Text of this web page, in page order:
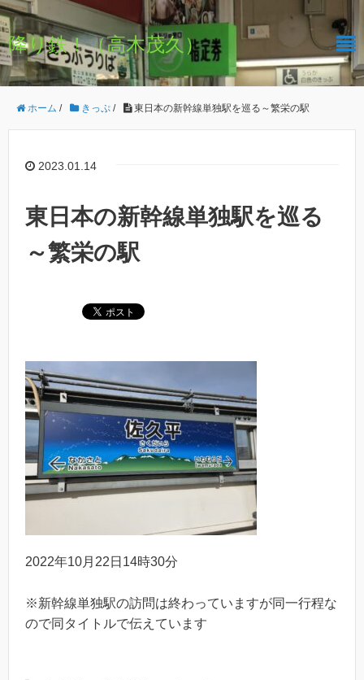
降り鉄！（高木茂久）
ホーム / きっぷ / 東日本の新幹線単独駅を巡る～繁栄の駅
2023.01.14
東日本の新幹線単独駅を巡る
～繁栄の駅
2022年10月22日14時30分
※新幹線単独駅の訪問は終わっていますが同一行程な
ので同タイトルで伝えています